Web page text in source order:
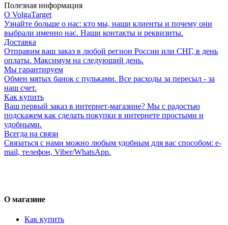
Полезная информация
О VolgaTarget
Узнайте больше о нас: кто мы, наши клиенты и почему они
выбрали именно нас. Наши контакты и реквизиты.
Доставка
Отправим ваш заказ в любой регион России или СНГ, в день
оплаты. Максимум на следующий день.
Мы гарантируем
Обмен мятых банок с пульками. Все расходы за пересыл - за
наш счет.
Как купить
Ваш первый заказ в интернет-магазине? Мы с радостью
подскажем как сделать покупки в интернете простыми и
удобными.
Всегда на связи
Связаться с нами можно любым удобным для вас способом: e-
mail, телефон, Viber/WhatsApp.
О магазине
Как купить